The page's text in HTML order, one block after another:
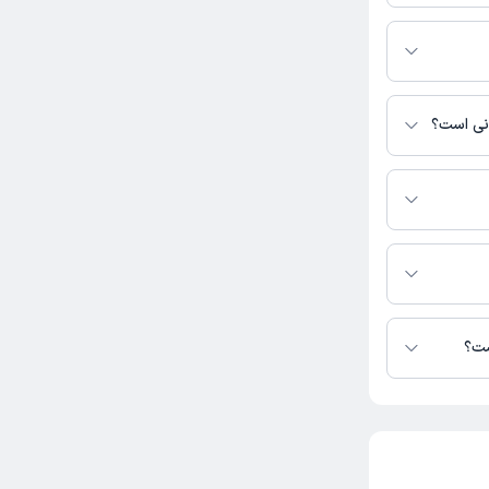
درمان
مطب از دکترتو
است؟
نیست.
در دسترس